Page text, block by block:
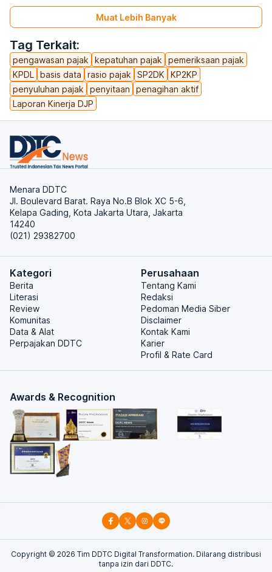
Tag Terkait:
pengawasan pajak kepatuhan pajak
pemeriksaan pajak
KPDL
basis data rasio pajak SP2DK
KP2KP
penyuluhan pajak
penyitaan
penagihan aktif
Laporan Kinerja DJP
Muat Lebih Banyak
Menara DDTC
Jl. Boulevard Barat. Raya No.B Blok XC 5-6,
Kelapa Gading, Kota Jakarta Utara, Jakarta
14240
(021) 29382700
Kategori
Berita
Literasi
Review
Komunitas
Data & Alat
Perpajakan DDTC
Perusahaan
Tentang Kami
Redaksi
Pedoman Media Siber
Disclaimer
Kontak Kami
Karier
Profil & Rate Card
Awards & Recognition
Copyright © 2026 Tim DDTC Digital Transformation. Dilarang distribusi
tanpa izin dari DDTC.